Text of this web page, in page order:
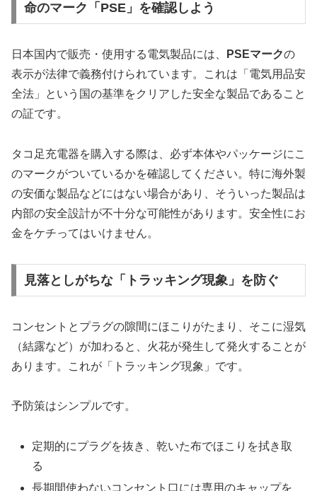
命のマーク「PSE」を確認しよう
日本国内で販売・使用する電気製品には、 PSEマークの
表示が法律で義務付けられています。これは「電気用品安
全法」という国の基準をクリアした安全な製品であること
の証です。
タコ足充電器を購入する際は、必ず本体やパッケージにこ
のマークがついているかを確認してください。特に海外製
の安価な製品などにはない場合があり、そういった製品は
内部の安全設計が不十分な可能性があります。安全性にお
金をケチってはいけません。
見落としがちな「トラッキング現象」を防ぐ
コンセントとプラグの隙間にほこりがたまり、そこに湿気
（結露など）が加わると、火花が発生して発火することが
あります。これが「トラッキング現象」です。
予防策はシンプルです。
定期的にプラグを抜き、乾いた布でほこりを拭き取
る
長期間使わないコンセント口には専用のキャップを